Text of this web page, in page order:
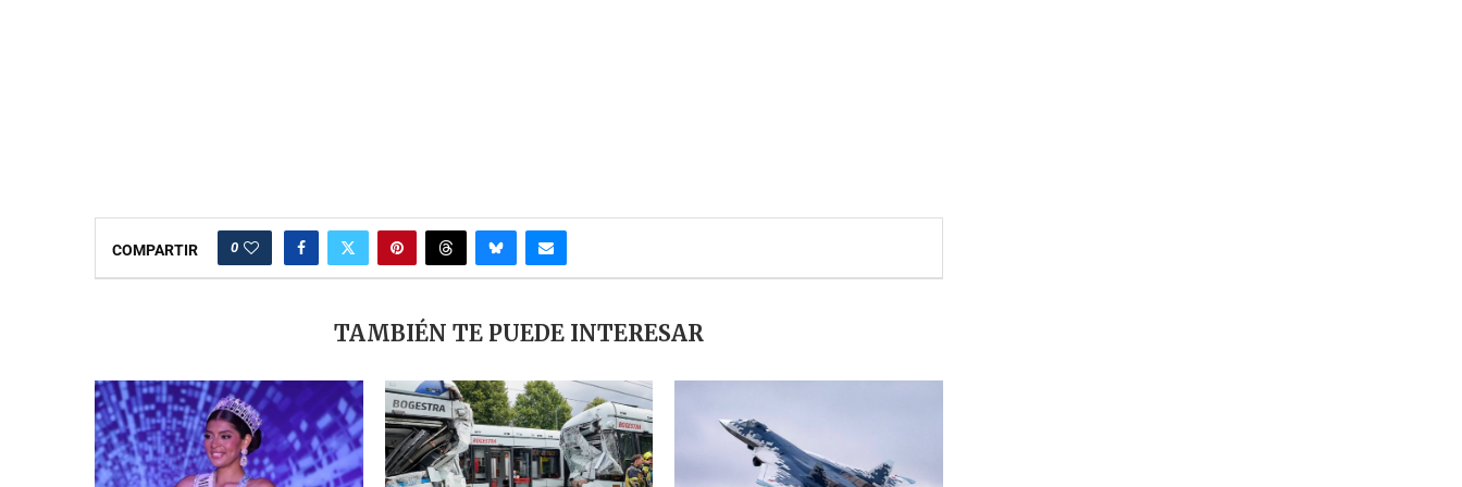
COMPARTIR 0
TAMBIÉN TE PUEDE INTERESAR